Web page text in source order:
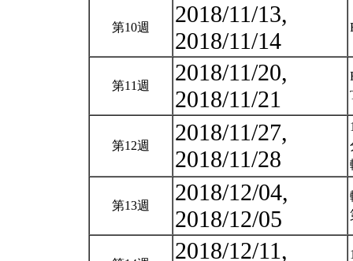
第10週
2018/11/13,
2018/11/14
第11週
2018/11/20,
2018/11/21
第12週
2018/11/27,
2018/11/28
第13週
2018/12/04,
2018/12/05
2018/12/11,